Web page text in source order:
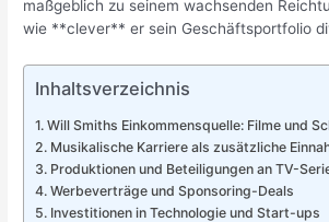
maßgeblich zu seinem wachsenden
wie **clever** er sein Geschäftsportfolio
Inhaltsverzeichnis
Will Smiths Einkommensquelle: Filme und
Musikalische Karriere als zusätzliche
Produktionen und Beteiligungen an TV-
Werbeverträge und Sponsoring-Deals
Investitionen in Technologie und Start-ups